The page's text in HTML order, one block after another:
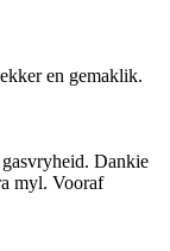
en gemaklik.
Dankie
myl. Vooraf